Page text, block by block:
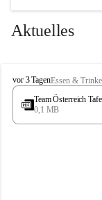
Eisstockschießen
wunderschöne
vielfältige
Überzeugen Sie
in den
Wir kennen
Tradition und
Aktuelles
M
i
s
vor 3 TagenEssen &
Team Österreich
0,1 MB